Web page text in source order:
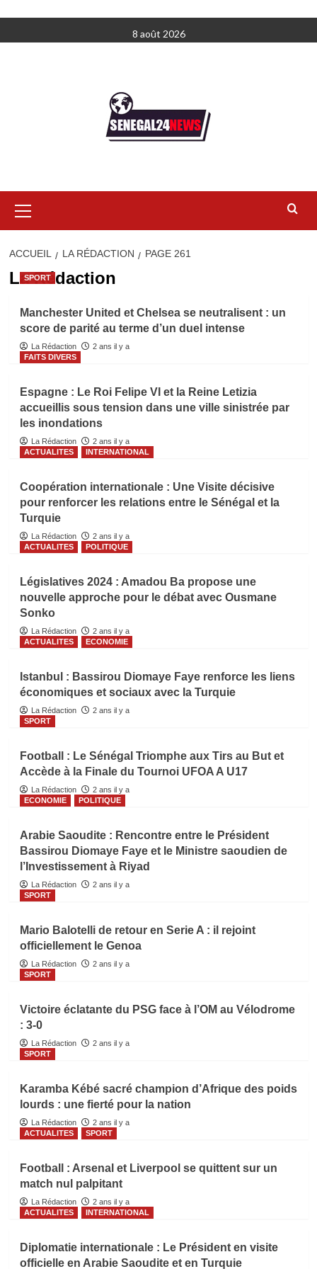
au
8 août 2026
principal
ACCUEIL LA RÉDACTION PAGE 261
La Rédaction
SPORT
Manchester United et Chelsea se neutralisent : un
score de parité au terme d’un duel intense
La Rédaction
2 ans il y a
FAITS DIVERS
Espagne : Le Roi Felipe VI et la Reine Letizia
accueillis sous tension dans une ville sinistrée par
les inondations
La Rédaction
2 ans il y a
ACTUALITES
INTERNATIONAL
Coopération internationale : Une Visite décisive
pour renforcer les relations entre le Sénégal et la
Turquie
La Rédaction
2 ans il y a
ACTUALITES
POLITIQUE
Législatives 2024 : Amadou Ba propose une
nouvelle approche pour le débat avec Ousmane
Sonko
La Rédaction
2 ans il y a
ACTUALITES
ECONOMIE
Istanbul : Bassirou Diomaye Faye renforce les liens
économiques et sociaux avec la Turquie
La Rédaction
2 ans il y a
SPORT
Football : Le Sénégal Triomphe aux Tirs au But et
Accède à la Finale du Tournoi UFOA A U17
La Rédaction
2 ans il y a
ECONOMIE
POLITIQUE
Arabie Saoudite : Rencontre entre le Président
Bassirou Diomaye Faye et le Ministre saoudien de
l’Investissement à Riyad
La Rédaction
2 ans il y a
SPORT
Mario Balotelli de retour en Serie A : il rejoint
officiellement le Genoa
La Rédaction
2 ans il y a
SPORT
Victoire éclatante du PSG face à l’OM au Vélodrome
: 3-0
La Rédaction
2 ans il y a
SPORT
Karamba Kébé sacré champion d’Afrique des poids
lourds : une fierté pour la nation
La Rédaction
2 ans il y a
ACTUALITES
SPORT
Football : Arsenal et Liverpool se quittent sur un
match nul palpitant
La Rédaction
2 ans il y a
ACTUALITES
INTERNATIONAL
Diplomatie internationale : Le Président en visite
officielle en Arabie Saoudite et en Turquie